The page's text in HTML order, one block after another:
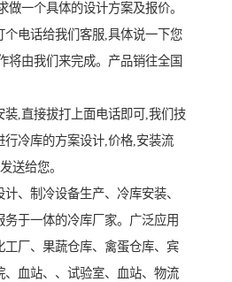
做一个具体的设计方案及报价。
个电话给我们客服,具体说一下您
将由我们来完成。产品销往全国
装,直接拔打上面电话即可,我们技
行冷库的方案设计,价格,安装流
送给您。
制冷设备生产、冷库安装、
务于一体的冷库厂家。广泛应用
工厂、果蔬仓库、禽蛋仓库、宾
、血站、、试验室、血站、物流